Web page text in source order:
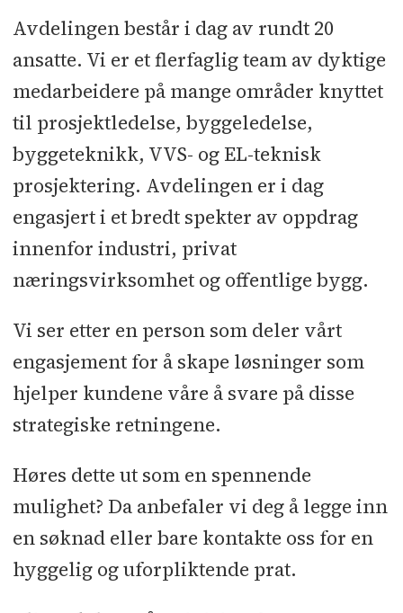
Avdelingen består i dag av rundt 20
ansatte. Vi er et flerfaglig team av dyktige
medarbeidere på mange områder knyttet
til prosjektledelse, byggeledelse,
byggeteknikk, VVS- og EL-teknisk
prosjektering. Avdelingen er i dag
engasjert i et bredt spekter av oppdrag
innenfor industri, privat
næringsvirksomhet og offentlige bygg.
Vi ser etter en person som deler vårt
engasjement for å skape løsninger som
hjelper kundene våre å svare på disse
strategiske retningene.
Høres dette ut som en spennende
mulighet? Da anbefaler vi deg å legge inn
en søknad eller bare kontakte oss for en
hyggelig og uforpliktende prat.